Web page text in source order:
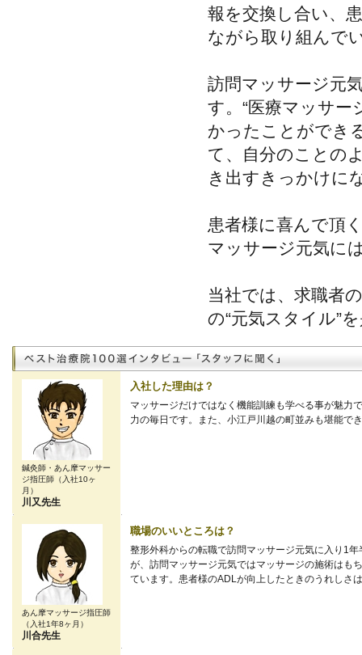
報を交換し合い、
ながら取り組んで
訪問マッサージ元
す。“医療マッサー
かったことができ
て、自分のことの
き出すきっかけに
患者様に喜んで頂
マッサージ元気に
当社では、求職者
の“元気スタイル”
鍼灸師・あん摩マッサー
ジ指圧師（入社10ヶ
月）
川又先生
入社した理由は？
マッサージだけではなく機能訓練も学べる事が魅力
力の毎日です。また、小江戸川越の町並みも堪能で
あん摩マッサージ指圧師
（入社1年8ヶ月）
川合先生
職場のいいところは？
整形外科からの転職で訪問マッサージ元気に入り1
が、訪問マッサージ元気ではマッサージの施術はも
ています。患者様のADLが向上したときのうれしさ